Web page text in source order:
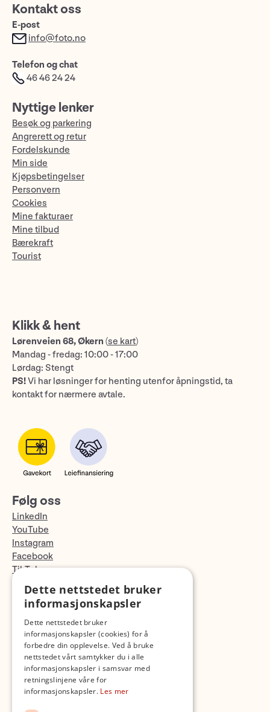
Kontakt oss
E-post
info@foto.no
Telefon og chat
46 46 24 24
Nyttige lenker
Besøk og parkering
Angrerett og retur
Fordelskunde
Min side
Kjøpsbetingelser
Personvern
Cookies
Mine fakturaer
Mine tilbud
Bærekraft
Tourist
Klikk & hent
Lørenveien 68, Økern (se kart)
Mandag - fredag: 10:00 - 17:00
Lørdag: Stengt
PS!Vi har løsninger for henting utenfor åpningstid, ta
kontakt for nærmere avtale.
Følg oss
LinkedIn
YouTube
Instagram
Facebook
TikTok
Med forbehold om skrive- og lagerfeil
Dette nettstedet bruker
informasjonskapsler
Dette nettstedet bruker
informasjonskapsler (cookies) for å
forbedre din opplevelse. Ved å bruke
nettstedet vårt samtykker du i alle
informasjonskapsler i samsvar med
retningslinjene våre for
informasjonskapsler. Les mer